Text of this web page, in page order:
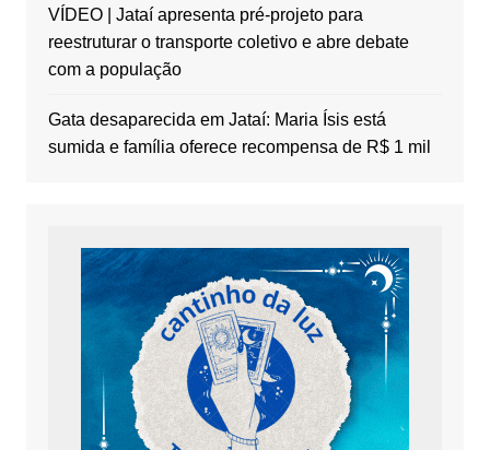
VÍDEO | Jataí apresenta pré-projeto para
reestruturar o transporte coletivo e abre debate
com a população
Gata desaparecida em Jataí: Maria Ísis está
sumida e família oferece recompensa de R$ 1 mil